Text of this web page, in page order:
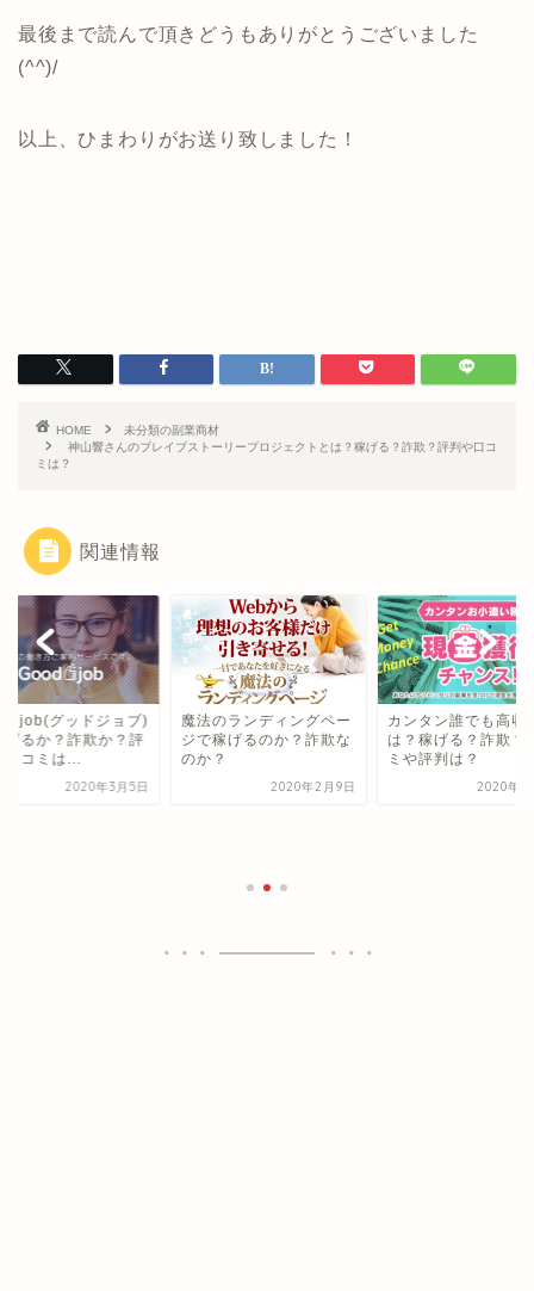
最後まで読んで頂きどうもありがとうございました
(^^)/
以上、ひまわりがお送り致しました！
HOME
未分類の副業商材
神山響さんのブレイブストーリープロジェクトとは？稼げる？詐欺？評判や口コ
ミは？
関連情報
job(グッドジョブ)
げるか？詐欺か？評
口コミは...
2020年3月5日
魔法のランディングペー
ジで稼げるのか？詐欺な
のか？
2020年2月9日
カンタン誰でも高収
は？稼げる？詐欺？
ミや評判は？
2020年2